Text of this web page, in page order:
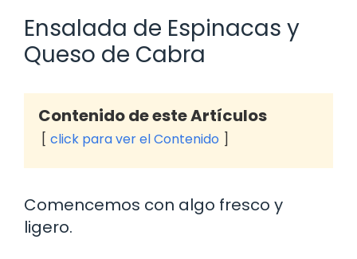
Ensalada de Espinacas y
Queso de Cabra
Contenido de este Artículos
click para ver el Contenido
Comencemos con algo fresco y
ligero.